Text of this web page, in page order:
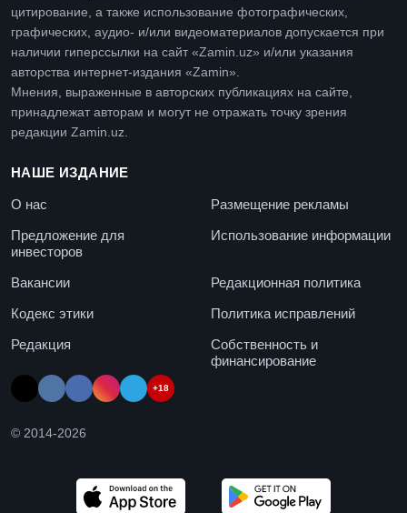
цитирование, а также использование фотографических,
графических, аудио- и/или видеоматериалов допускается при
наличии гиперссылки на сайт «Zamin.uz» и/или указания
авторства интернет-издания «Zamin».
Мнения, выраженные в авторских публикациях на сайте,
принадлежат авторам и могут не отражать точку зрения
редакции Zamin.uz.
НАШЕ ИЗДАНИЕ
О нас
Размещение рекламы
Предложение для
инвесторов
Использование информации
Вакансии
Редакционная политика
Кодекс этики
Политика исправлений
Редакция
Собственность и
финансирование
+18
© 2014-2026